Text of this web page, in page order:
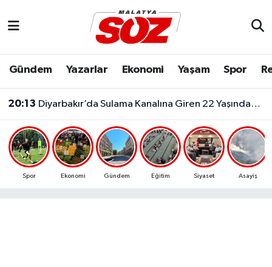
Gündem Yazarlar Ekonomi Yaşam Spor
20:13 Diyarbakır’da Sulama Kanalına Giren 22 Yaşındaki Genç Hayatını Kaybetti!
Spor Ekonomi Gündem Eğitim Siyaset Asayiş
Dünya
Eğitim
Ekonomi
Malatya Nöbetçi Eczaneler
Malatya Namaz Vakitleri
Malatya Trafik Yoğunluk Haritası
Süper Lig Puan Durumu ve Fikstür